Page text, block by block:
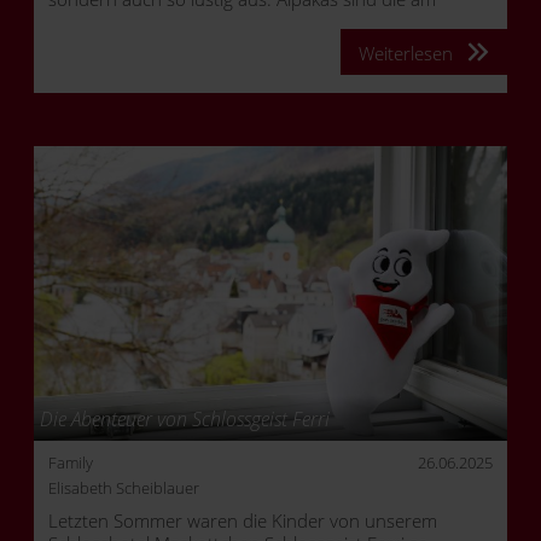
Weiterlesen
Die Abenteuer von Schlossgeist Ferri
Family
26.06.2025
Elisabeth Scheiblauer
Letzten Sommer waren die Kinder von unserem